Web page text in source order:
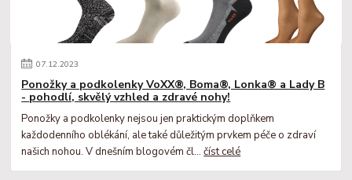
07.12.2023
Ponožky a podkolenky VoXX®, Boma®, Lonka® a Lady B
- pohodlí, skvělý vzhled a zdravé nohy!
Ponožky a podkolenky nejsou jen praktickým doplňkem
každodenního oblékání, ale také důležitým prvkem péče o zdraví
našich nohou. V dnešním blogovém čl...číst celé